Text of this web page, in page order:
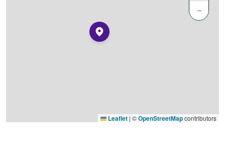
−
Leaflet | ©OpenStreetMapcontributors